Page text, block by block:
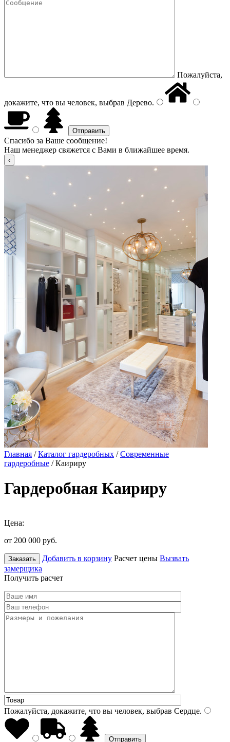
Пожалуйста,
докажите, что вы человек, выбрав Дерево.
Спасибо за Ваше сообщение!
Наш менеджер свяжется с Вами в ближайшее время.
Главная /Каталог гардеробных /Современные
гардеробные / Каириру
Гардеробная Каириру
Цена:
от 200 000 руб.
Заказать Добавить в корзину Расчет цены Вызвать
замерщика
Получить расчет
Пожалуйста, докажите, что вы человек, выбрав Сердце.